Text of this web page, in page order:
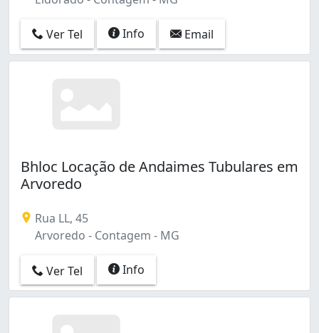
Ver Tel Info Email
Bhloc Locação de Andaimes Tubulares em
Arvoredo
Rua LL, 45
Arvoredo - Contagem - MG
Ver Tel Info